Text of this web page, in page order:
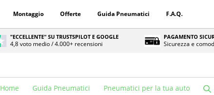
Montaggio Offerte Guida Pneumatici F.A.Q.
"ECCELLENTE" SU TRUSTSPILOT E GOOGLE
4,8 voto medio / 4.000+ recensioni
PAGAMENTO
Sicurezza e
Home Guida Pneumatici Pneumatici per la tua auto